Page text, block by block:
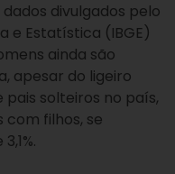
divulgados pelo
e Estatística (IBGE)
ainda são
apesar do ligeiro
solteiros no país,
com filhos, se